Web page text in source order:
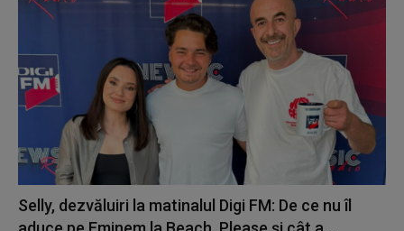
Selly, dezvăluiri la matinalul Digi FM: De ce nu îl